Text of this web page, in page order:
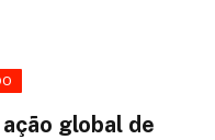
global de